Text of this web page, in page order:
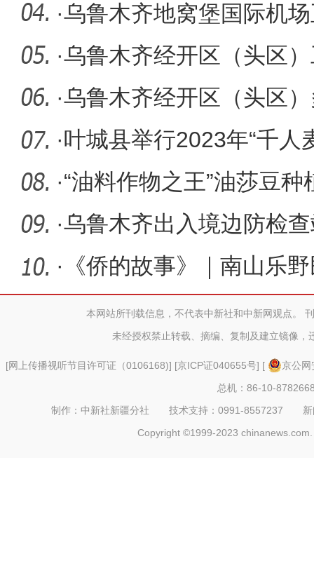
·乌鲁木齐地窝堡国际机
程序
·乌鲁木齐经开区（头区
赶订单
·乌鲁木齐经开区（头区
难题
·叶城县举行2023年“千人
·“油料作物之王”油莎豆
·乌鲁木齐出入境边防检
境比赛提
·
《侨的故事》｜南山乐
中情房
本网站所刊载信息，不代表中新社和中新网观点。
未经授权禁止转载、摘编、复制及建立镜像，
[网上传播视听节目许可证（0106168)] [京ICP证040655号] [
京公
总机：86-10-
制作：中新社新疆分社 技术支持：0991-8557237
Copyright ©1999-2023